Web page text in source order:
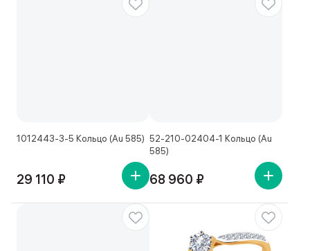
1012443-3-5 Кольцо (Au 585)
29 110 ₽
52-210-02404-1 Кольцо (Au
585)
68 960 ₽